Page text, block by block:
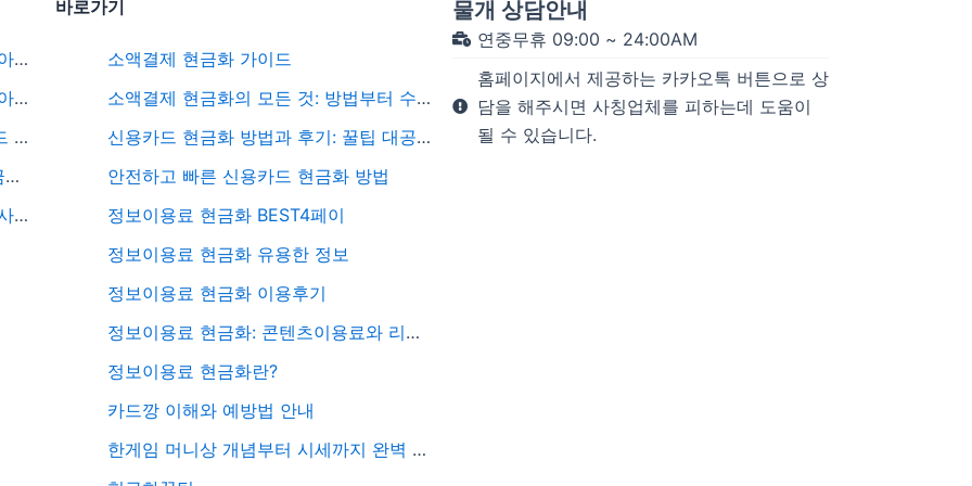
삼성카드 포인트 현금화 절차와 꼭 알아야 할 포인트 현금화 주의사항
휴대폰 소액결제 차단 해제 방법을 알아본다면 여기서 정확하게 알고가자
법인카드 현금화 완벽 가이드 법인카드 카드깡의 실체까지 모두 공유
법인카드 상품권 구매 방법, 절차, 세금처리 3가지 중요한 정보 공유
원스토어 상품권 구매 기본 안내부터 사용후기, 추천 상품, 종류 및 특징 활용방법 핵심파악하기
바로가기
소액결제 현금화 가이드
소액결제 현금화의 모든 것: 방법부터 수수료까지 총정리
신용카드 현금화 방법과 후기: 꿀팁 대공개
안전하고 빠른 신용카드 현금화 방법
정보이용료 현금화 BEST4페이
정보이용료 현금화 유용한 정보
정보이용료 현금화 이용후기
정보이용료 현금화: 콘텐츠이용료와 리니지 M 다이아 활용 전략
정보이용료 현금화란?
카드깡 이해와 예방법 안내
한게임 머니상 개념부터 시세까지 완벽 분석
물개 상담안내
연중무휴 09:00 ~ 24:00AM
홈페이지에서 제공하는 카카오톡 버튼으로 상
담을 해주시면 사칭업체를 피하는데 도움이
될 수 있습니다.